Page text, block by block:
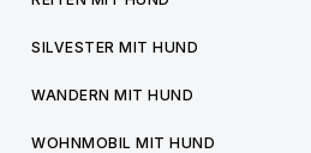
SILVESTER MIT HUND
WANDERN MIT HUND
WOHNMOBIL MIT HUND